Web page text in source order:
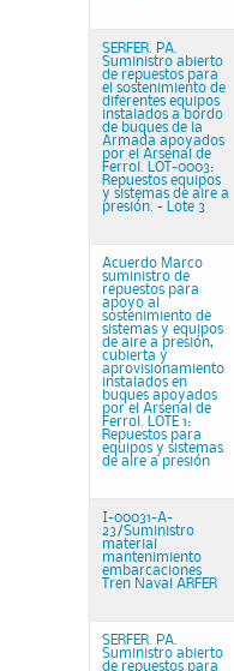
SERFER. PA.
Suministro abierto
de repuestos para
el sostenimiento de
diferentes equipos
instalados a bordo
de buques de la
Armada apoyados
por el Arsenal de
Ferrol. LOT-0003:
Repuestos equipos
y sistemas de aire a
presión. - Lote 3
Acuerdo Marco
suministro de
repuestos para
apoyo al
sostenimiento de
sistemas y equipos
de aire a presión,
cubierta y
aprovisionamiento
instalados en
buques apoyados
por el Arsenal de
Ferrol. LOTE 1:
Repuestos para
equipos y sistemas
de aire a presión
I-00031-A-
23/Suministro
material
mantenimiento
embarcaciones
Tren Naval ARFER
SERFER. PA.
Suministro abierto
de repuestos para